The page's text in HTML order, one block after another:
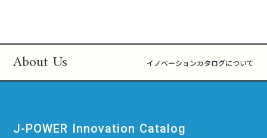
About Us イノベーションカタログについて
J-POWER Innovation Catalog